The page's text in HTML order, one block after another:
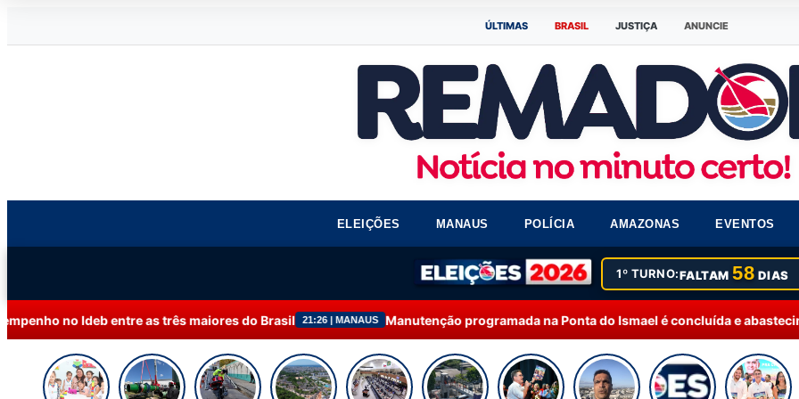
ÚLTIMAS BRASIL JUSTIÇA ANUNCIE
ELEIÇÕES MANAUS POLÍCIA AMAZONAS EVENTOS
1º TURNO:FALTAM58 DIAS
as três maiores do Brasil 21:26 | MANAUS Manutenção programada na Ponta do Ismael é concluída e abastecimento começa a